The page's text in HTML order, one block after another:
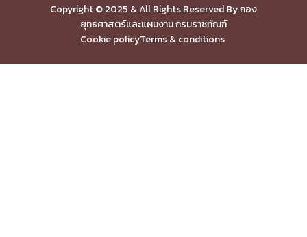
Copyright © 2025 & All Rights Reserved By กอง
ยุทธศาสตร์และแผนงาน กรมราชทัณฑ์
Cookie policyTerms & conditions